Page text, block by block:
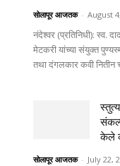
सोलापूर आजतक - August
नंदेश्वर (प्रतिनिधी): स्व.
मेटकरी यांच्या संयुक्त
तथा दंगलकार कवी नितीन
केले
सोलापूर आजतक - July 22,